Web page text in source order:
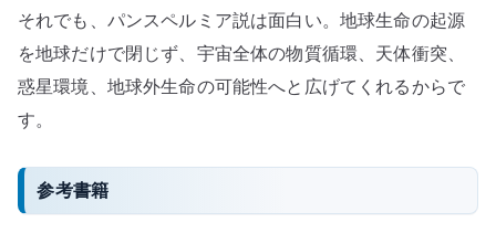
それでも、パンスペルミア説は面白い。地球生命の起源
を地球だけで閉じず、宇宙全体の物質循環、天体衝突、
惑星環境、地球外生命の可能性へと広げてくれるからで
す。
参考書籍